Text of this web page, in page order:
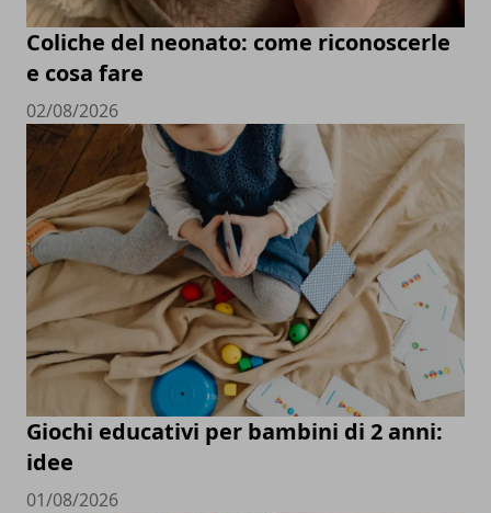
Coliche del neonato: come riconoscerle
e cosa fare
02/08/2026
Giochi educativi per bambini di 2 anni:
idee
01/08/2026